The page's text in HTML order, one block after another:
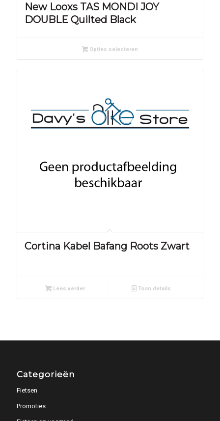
New Looxs TAS MONDI JOY
DOUBLE Quilted Black
Opties selecteren
Cortina Kabel Bafang Roots Zwart
Lees verder Toon details
Categorieën
Fietsen
Promoties